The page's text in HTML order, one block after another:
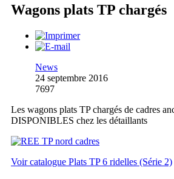
Wagons plats TP chargés
News
24 septembre 2016
7697
Les wagons plats TP chargés de cadres
DISPONIBLES chez les détaillants
Voir catalogue Plats TP 6 ridelles (Série 2)